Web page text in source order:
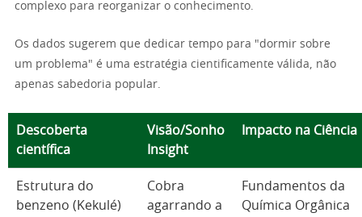
complexo para reorganizar o conhecimento.
Os dados sugerem que dedicar tempo para "dormir sobre
um problema" é uma estratégia cientificamente válida, não
apenas sabedoria popular.
Descoberta
científica
Visão/Sonho
Insight
Impacto na Ciência
Estrutura do
benzeno (Kekulé)
Cobra
agarrando a
Fundamentos da
Química Orgânica